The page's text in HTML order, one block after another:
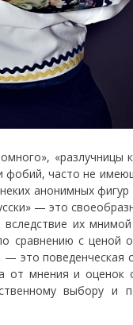
«разлучницы
часто не
анонимных фигур
— это
их
с ценой
это поведенческая
от мнения и оценок
выбору